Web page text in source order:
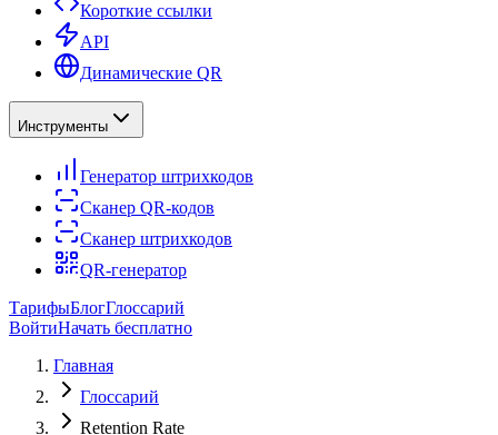
Короткие ссылки
API
Динамические QR
Инструменты
Генератор штрихкодов
Сканер QR-кодов
Сканер штрихкодов
QR-генератор
ТарифыБлогГлоссарий
ВойтиНачать бесплатно
Главная
Глоссарий
Retention Rate